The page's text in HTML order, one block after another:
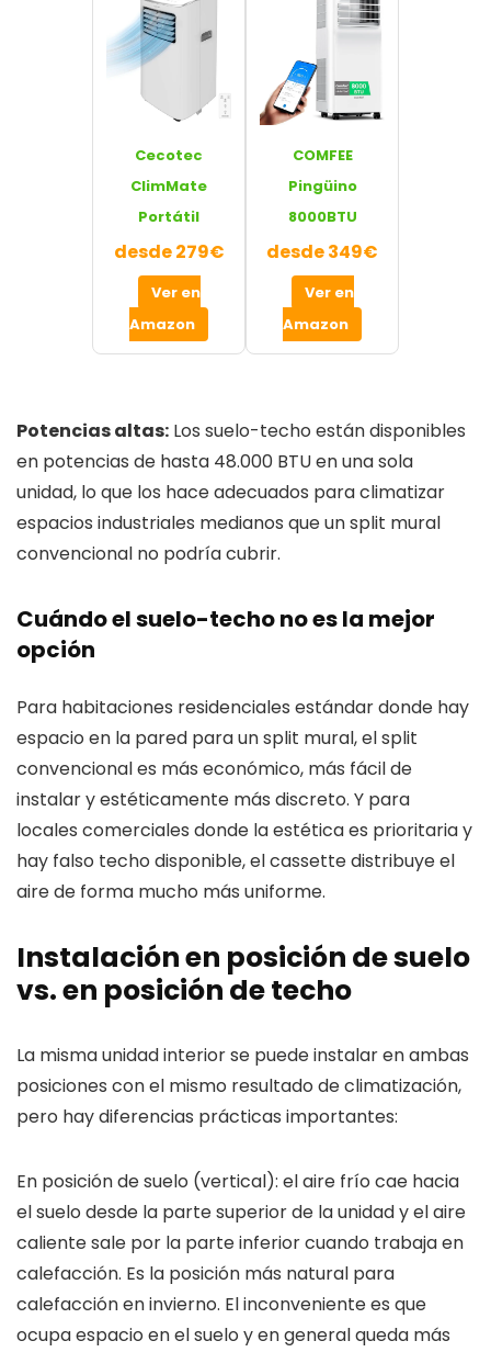
Cecotec
ClimMate
Portátil
desde 279€
Ver en
Amazon
COMFEE
Pingüino
8000BTU
desde 349€
Ver en
Amazon
Potencias altas: Los suelo-techo están disponibles
en potencias de hasta 48.000 BTU en una sola
unidad, lo que los hace adecuados para climatizar
espacios industriales medianos que un split mural
convencional no podría cubrir.
Cuándo el suelo-techo no es la mejor
opción
Para habitaciones residenciales estándar donde hay
espacio en la pared para un split mural, el split
convencional es más económico, más fácil de
instalar y estéticamente más discreto. Y para
locales comerciales donde la estética es prioritaria y
hay falso techo disponible, el cassette distribuye el
aire de forma mucho más uniforme.
Instalación en posición de suelo
vs. en posición de techo
La misma unidad interior se puede instalar en ambas
posiciones con el mismo resultado de climatización,
pero hay diferencias prácticas importantes:
En posición de suelo (vertical): el aire frío cae hacia
el suelo desde la parte superior de la unidad y el aire
caliente sale por la parte inferior cuando trabaja en
calefacción. Es la posición más natural para
calefacción en invierno. El inconveniente es que
ocupa espacio en el suelo y en general queda más